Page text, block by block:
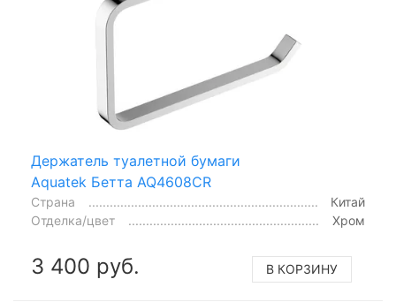
Держатель туалетной бумаги
Aquatek Бетта AQ4608CR
Страна
Китай
Отделка/цвет
Хром
3 400 руб. В КОРЗИНУ